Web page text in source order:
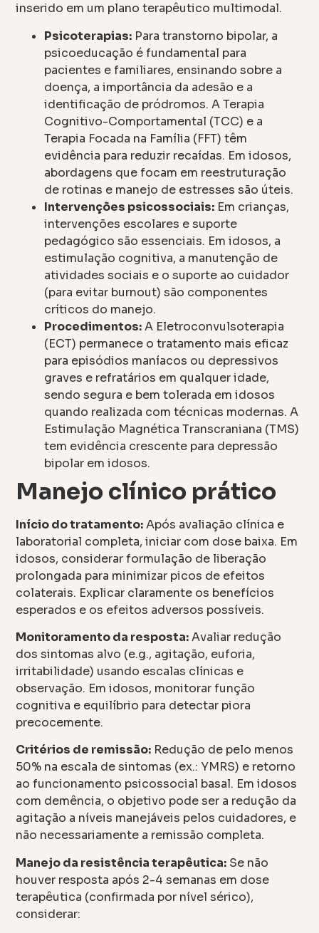
inserido em um plano terapêutico multimodal.
Psicoterapias: Para transtorno bipolar, a
psicoeducação é fundamental para
pacientes e familiares, ensinando sobre a
doença, a importância da adesão e a
identificação de pródromos. A Terapia
Cognitivo-Comportamental (TCC) e a
Terapia Focada na Família (FFT) têm
evidência para reduzir recaídas. Em idosos,
abordagens que focam em reestruturação
de rotinas e manejo de estresses são úteis.
Intervenções psicossociais: Em crianças,
intervenções escolares e suporte
pedagógico são essenciais. Em idosos, a
estimulação cognitiva, a manutenção de
atividades sociais e o suporte ao cuidador
(para evitar burnout) são componentes
críticos do manejo.
Procedimentos:A Eletroconvulsoterapia
(ECT) permanece o tratamento mais eficaz
para episódios maníacos ou depressivos
graves e refratários em qualquer idade,
sendo segura e bem tolerada em idosos
quando realizada com técnicas modernas. A
Estimulação Magnética Transcraniana (TMS)
tem evidência crescente para depressão
bipolar em idosos.
Manejo clínico prático
Início do tratamento:Após avaliação clínica e
laboratorial completa, iniciar com dose baixa. Em
idosos, considerar formulação de liberação
prolongada para minimizar picos de efeitos
colaterais. Explicar claramente os benefícios
esperados e os efeitos adversos possíveis.
Monitoramento da resposta:Avaliar redução
dos sintomas alvo (e.g., agitação, euforia,
irritabilidade) usando escalas clínicas e
observação. Em idosos, monitorar função
cognitiva e equilíbrio para detectar piora
precocemente.
Critérios de remissão: Redução de pelo menos
50% na escala de sintomas (ex.: YMRS) e retorno
ao funcionamento psicossocial basal. Em idosos
com demência, o objetivo pode ser a redução da
agitação a níveis manejáveis pelos cuidadores, e
não necessariamente a remissão completa.
Manejo da resistência terapêutica: Se não
houver resposta após 2-4 semanas em dose
terapêutica (confirmada por nível sérico),
considerar: